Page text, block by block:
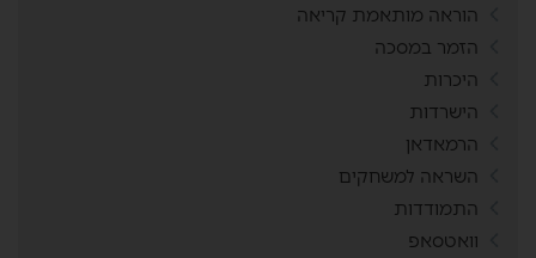
הוראה מותאמת קריאה
הזמר במסכה
היכרות
הישרדות
הרמאדאן
השראה למשחקים
התמודדות
וואטסאפ